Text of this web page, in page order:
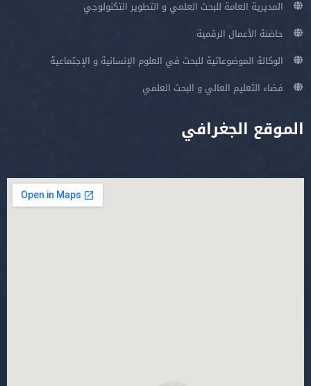
المديرية العامة للبحث العلمي و التطوير التكنولوجي
حاضنة الأعمال الرقمية
الوكالة الموضوعاتية للبحث في العلوم الإنسانية و الإجتماعية
فضاء التعليم العالي و البحث العلمي
الموقع الجغرافي